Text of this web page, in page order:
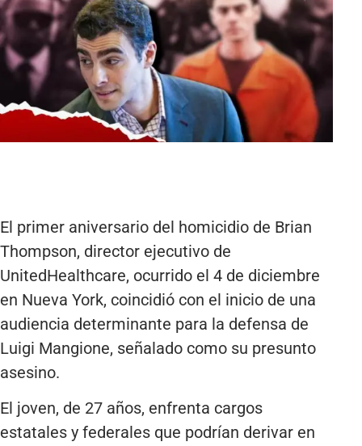
El primer aniversario del homicidio de Brian
Thompson, director ejecutivo de
UnitedHealthcare, ocurrido el 4 de diciembre
en Nueva York, coincidió con el inicio de una
audiencia determinante para la defensa de
Luigi Mangione, señalado como su presunto
asesino.
El joven, de 27 años, enfrenta cargos
estatales y federales que podrían derivar en